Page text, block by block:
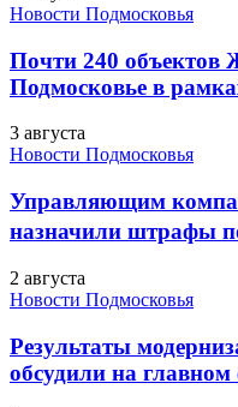
Новости Подмосковья
Почти 240 объектов
Подмосковье в
3 августа
Новости Подмосковья
Управляющим
назначили штрафы
2 августа
Новости Подмосковья
Результаты
обсудили на